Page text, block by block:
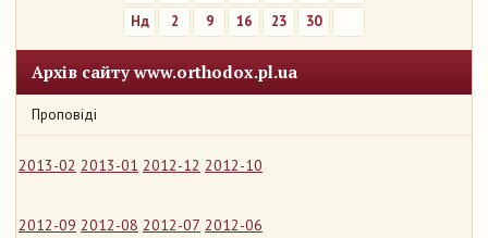
Нд
2 9 16 23 30
Архів сайту www.orthodox.pl.ua
Проповіді
2013-02 2013-01 2012-12 2012-10
2012-09 2012-08 2012-07 2012-06